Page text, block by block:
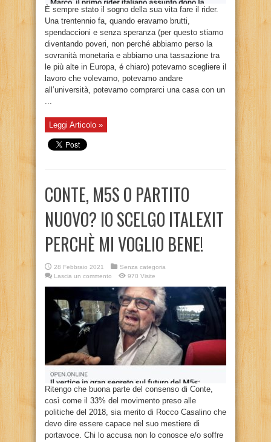
È sempre stato il sogno della sua vita fare il rider.
Una trentennio fa, quando eravamo brutti,
spendaccioni e senza speranza (per questo stiamo
diventando poveri, non perché abbiamo perso la
sovranità monetaria e abbiamo una tassazione tra
le più alte in Europa, é chiaro) potevamo scegliere il
lavoro che volevamo, potevamo andare
all’università, potevamo comprarci una casa con un
...
Leggi Articolo »
CONTE, M5S O PARTITO
NUOVO? IO SCELGO ITALEXIT
PERCHÈ MI VOGLIO BENE!
28 Febbraio 2021
Senza categoria
Lascia un commento
970 Visite
Ritengo che buona parte del consenso di Conte,
così come il 33% del movimento preso alle
politiche del 2018, sia merito di Rocco Casalino che
devo dire essere capace nel suo mestiere di
portavoce. Chi lo accusa non lo conosce e/o soffre